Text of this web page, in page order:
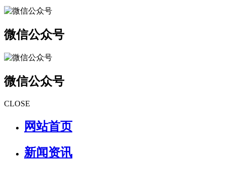
微信公众号
微信公众号
CLOSE
网站首页
新闻资讯